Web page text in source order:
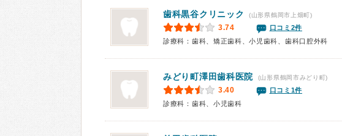
歯科黒谷クリニック (山形県鶴岡市上畑町)
3.74
口コミ2件
診療科：歯科、矯正歯科、小児歯科、歯科口腔外科
みどり町澤田歯科医院 (山形県鶴岡市みどり町)
3.40
口コミ1件
診療科：歯科、小児歯科